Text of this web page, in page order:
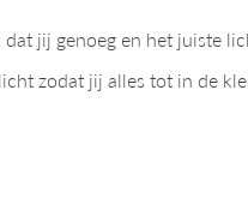
jij genoeg en het juiste
zodat jij alles tot in de